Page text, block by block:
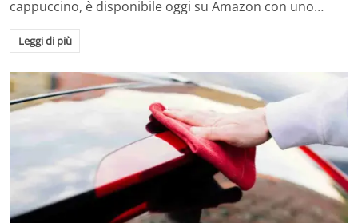
cappuccino, è disponibile oggi su Amazon con uno…
Leggi di più